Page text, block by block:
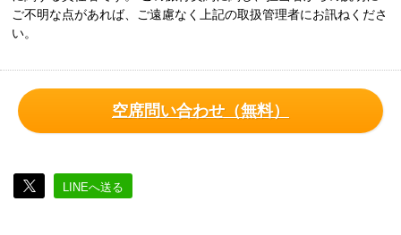
ご不明な点があれば、ご遠慮なく上記の取扱管理者にお訊ねくださ
い。
空席問い合わせ（無料）
LINEへ送る